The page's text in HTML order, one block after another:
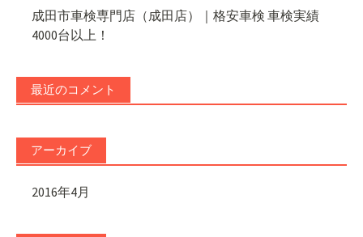
成田市車検専門店（成田店）｜格安車検 車検実績
4000台以上！
最近のコメント
アーカイブ
2016年4月